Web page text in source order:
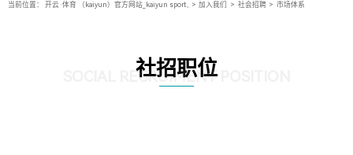
当前位置： 开云·体育 （kaiyun）官方网站_kaiyun sport, > 加入我们 > 社会招聘 > 市场体系
社招职位
SOCIAL RECRUIMENT POSITION